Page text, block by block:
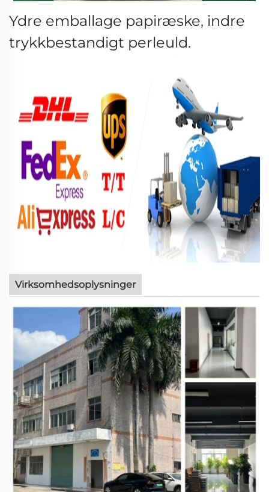
Ydre emballage papiræske, indre
trykkbestandigt perleuld.
Virksomhedsoplysninger